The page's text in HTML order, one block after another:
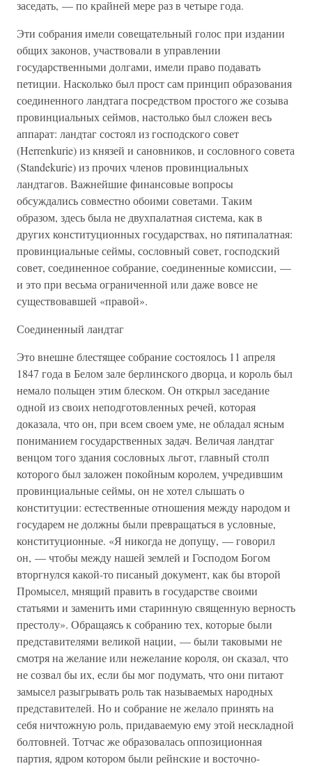
заседать, — по крайней мере раз в четыре года.
Эти собрания имели совещательный голос при издании
общих законов, участвовали в управлении
государственными долгами, имели право подавать
петиции. Насколько был прост сам принцип образования
соединенного ландтага посредством простого же созыва
провинциальных сеймов, настолько был сложен весь
аппарат: ландтаг состоял из господского совет
(Herrenkurie) из князей и сановников, и сословного совета
(Standekurie) из прочих членов провинциальных
ландтагов. Важнейшие финансовые вопросы
обсуждались совместно обоими советами. Таким
образом, здесь была не двухпалатная система, как в
других конституционных государствах, но пятипалатная:
провинциальные сеймы, сословный совет, господский
совет, соединенное собрание, соединенные комиссии, —
и это при весьма ограниченной или даже вовсе не
существовавшей «правой».
Соединенный ландтаг
Это внешне блестящее собрание состоялось 11 апреля
1847 года в Белом зале берлинского дворца, и король был
немало польщен этим блеском. Он открыл заседание
одной из своих неподготовленных речей, которая
доказала, что он, при всем своем уме, не обладал ясным
пониманием государственных задач. Величая ландтаг
венцом того здания сословных льгот, главный столп
которого был заложен покойным королем, учредившим
провинциальные сеймы, он не хотел слышать о
конституции: естественные отношения между народом и
государем не должны были превращаться в условные,
конституционные. «Я никогда не допущу, — говорил
он, — чтобы между нашей землей и Господом Богом
вторгнулся какой-то писаный документ, как бы второй
Промысел, мнящий править в государстве своими
статьями и заменить ими старинную священную верность
престолу». Обращаясь к собранию тех, которые были
представителями великой нации, — были таковыми не
смотря на желание или нежелание короля, он сказал, что
не созвал бы их, если бы мог подумать, что они питают
замысел разыгрывать роль так называемых народных
представителей. Но и собрание не желало принять на
себя ничтожную роль, придаваемую ему этой нескладной
болтовней. Тотчас же образовалась оппозиционная
партия, ядром котором были рейнские и восточно-